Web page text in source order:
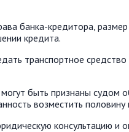
банка-кредитора,
кредита.
транспортное
быть признаны судом
возместить
консультацию и